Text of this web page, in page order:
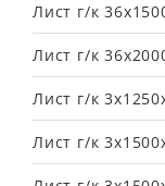
Лист г/к
Лист г/к
Лист г/к
Лист г/к